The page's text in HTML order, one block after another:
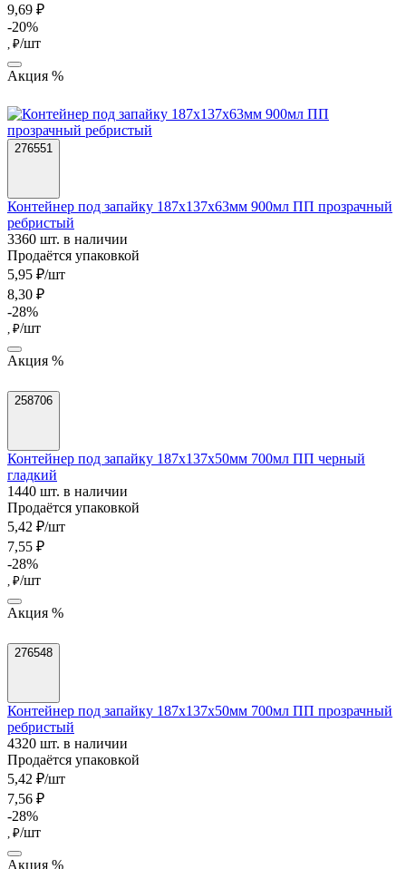
9,69 ₽
-20%
, ₽/шт
Акция %
276551
Контейнер под запайку 187х137х63мм 900мл ПП прозрачный
ребристый
3360 шт. в наличии
Продаётся упаковкой
5,95 ₽/шт
8,30 ₽
-28%
, ₽/шт
Акция %
258706
Контейнер под запайку 187х137х50мм 700мл ПП черный
гладкий
1440 шт. в наличии
Продаётся упаковкой
5,42 ₽/шт
7,55 ₽
-28%
, ₽/шт
Акция %
276548
Контейнер под запайку 187х137х50мм 700мл ПП прозрачный
ребристый
4320 шт. в наличии
Продаётся упаковкой
5,42 ₽/шт
7,56 ₽
-28%
, ₽/шт
Акция %